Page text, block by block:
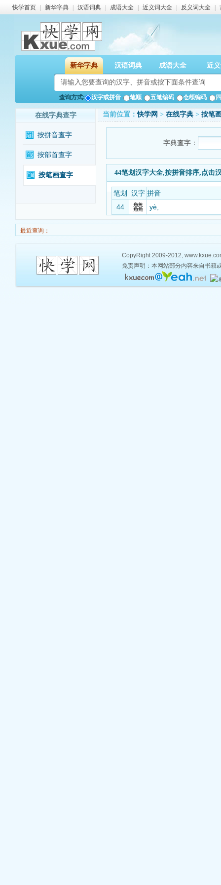
快学首页 新华字典 汉语词典 成语大全 近义词大全 反义词大全
新华字典 汉语词典 成语大全 近
查询方式: 汉字或拼音 笔顺 五笔编码 仓颉编码
在线字典查字
按拼音查字
按部首查字
按笔画查字
当前位置：快学网 > 在线字典 > 按笔
字典查字：
44笔划汉字大全,按拼音排序,点击
笔划 汉字 拼音
44
yè,
最近查询：
CopyRight 2009-2012,
免责声明：本网站部分内容来自书籍